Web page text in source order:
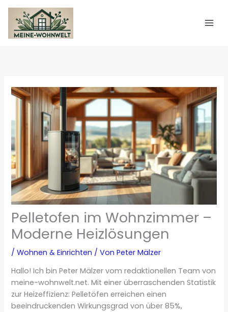
Zum
Inhalt
springen
Pelletofen im Wohnzimmer –
Moderne Heizlösungen
/Wohnen & Einrichten / VonPeter Mälzer
Hallo! Ich bin Peter Mälzer vom redaktionellen Team von
meine-wohnwelt.net. Mit einer überraschenden Statistik
zur Heizeffizienz: Pelletöfen erreichen einen
beeindruckenden Wirkungsgrad von über 85%,